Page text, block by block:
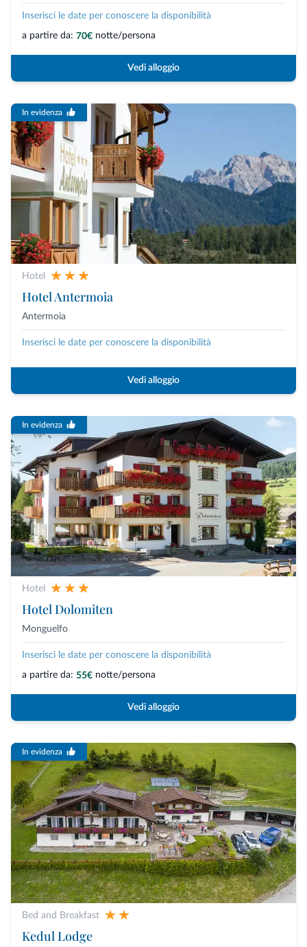
Inserisci le date per conoscere la disponibilità
a partire da: 70€ notte/persona
Vedi alloggio
In evidenza
Hotel
Hotel Antermoia
Antermoia
Inserisci le date per conoscere la disponibilità
Vedi alloggio
In evidenza
Hotel
Hotel Dolomiten
Monguelfo
Inserisci le date per conoscere la disponibilità
a partire da: 55€ notte/persona
Vedi alloggio
In evidenza
Bed and Breakfast
Kedul Lodge